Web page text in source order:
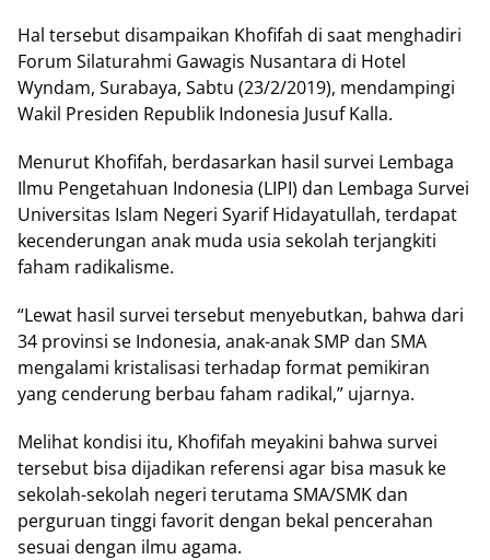
Hal tersebut disampaikan Khofifah di saat menghadiri
Forum Silaturahmi Gawagis Nusantara di Hotel
Wyndam, Surabaya, Sabtu (23/2/2019), mendampingi
Wakil Presiden Republik Indonesia Jusuf Kalla.
Menurut Khofifah, berdasarkan hasil survei Lembaga
Ilmu Pengetahuan Indonesia (LIPI) dan Lembaga Survei
Universitas Islam Negeri Syarif Hidayatullah, terdapat
kecenderungan anak muda usia sekolah terjangkiti
faham radikalisme.
“Lewat hasil survei tersebut menyebutkan, bahwa dari
34 provinsi se Indonesia, anak-anak SMP dan SMA
mengalami kristalisasi terhadap format pemikiran
yang cenderung berbau faham radikal,” ujarnya.
Melihat kondisi itu, Khofifah meyakini bahwa survei
tersebut bisa dijadikan referensi agar bisa masuk ke
sekolah-sekolah negeri terutama SMA/SMK dan
perguruan tinggi favorit dengan bekal pencerahan
sesuai dengan ilmu agama.